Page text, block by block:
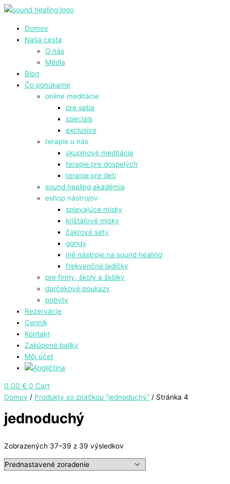
Preskočiť
obsah
Main
Domov
Naša cesta
O nás
Média
Blog
Čo ponúkame
online meditácie
pre seba
specials
exclusive
terapie u nás
skupinové meditácie
terapie pre dospelých
terapie pre deti
sound healing akadémia
eshop nástrojov
spievajúce misky
krištáľové misky
čakrové sety
gongy
⁠iné nástroje na sound healing
frekvenčné ladičky
pre firmy, školy a škôlky
darčekové poukazy
pobyty
Rezervácie
Cenník
Kontakt
Zakúpené balíky
Môj účet
0.00 € 0 Cart
Domov / Produkty so značkou “jednoduchý” / Stránka 4
jednoduchý
Zobrazených 37–39 z 39 výsledkov
produkt
viacero
variantov.
Možnosti
môžete
vybrať
na
stránke
produktu.